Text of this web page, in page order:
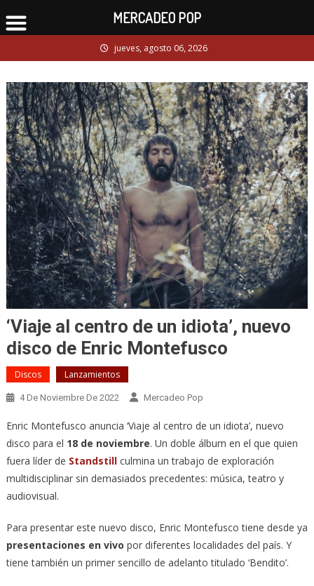
to
jueves, agosto 06, 2026
‘Viaje al centro de un idiota’, nuevo
disco de Enric Montefusco
Discos Lanzamientos
4 De Noviembre De 2022 Mercadeo Pop
Enric Montefusco anuncia ‘Viaje al centro de un idiota’, nuevo
disco para el 18 de noviembre. Un doble álbum en el que quien
fuera líder de Standstillculmina un trabajo de exploración
multidisciplinar sin demasiados precedentes: música, teatro y
audiovisual.
Para presentar este nuevo disco, Enric Montefusco tiene desde ya
presentaciones en vivo por diferentes localidades del país. Y
tiene también un primer sencillo de adelanto titulado ‘Bendito’.
MERCADEO POP